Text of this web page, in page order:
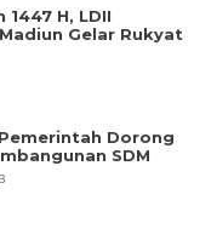
1447 H, LDII
Gelar Rukyat
Dorong
SDM